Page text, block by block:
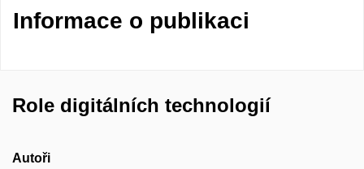
Informace o publikaci
Role digitálních technologií
Autoři